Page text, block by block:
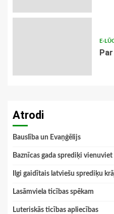
E-
Atrodi
Bauslība un Evaņģēlijs
Baznīcas gada sprediķi vienuviet
Ilgi gaidītais latviešu sprediķu
Lasāmviela ticības spēkam
Luteriskās ticības apliecības